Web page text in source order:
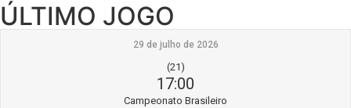
ÚLTIMO JOGO
29 de julho de 2026
(21)
17:00
Campeonato Brasileiro